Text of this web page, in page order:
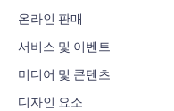
광고
모바일
사이트 통계
온라인 판매
쇼핑몰 관련 앱
배송
판매 버튼
서비스 및 이벤트
호텔
이벤트
미디어 및 콘텐츠
갤러리
디자인 요소